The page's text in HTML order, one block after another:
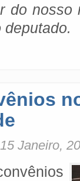
do nosso
Janeiro,